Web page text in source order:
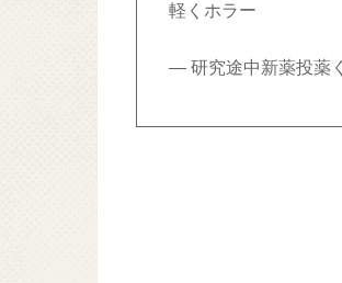
軽くホラー
— 研究途中新薬投薬